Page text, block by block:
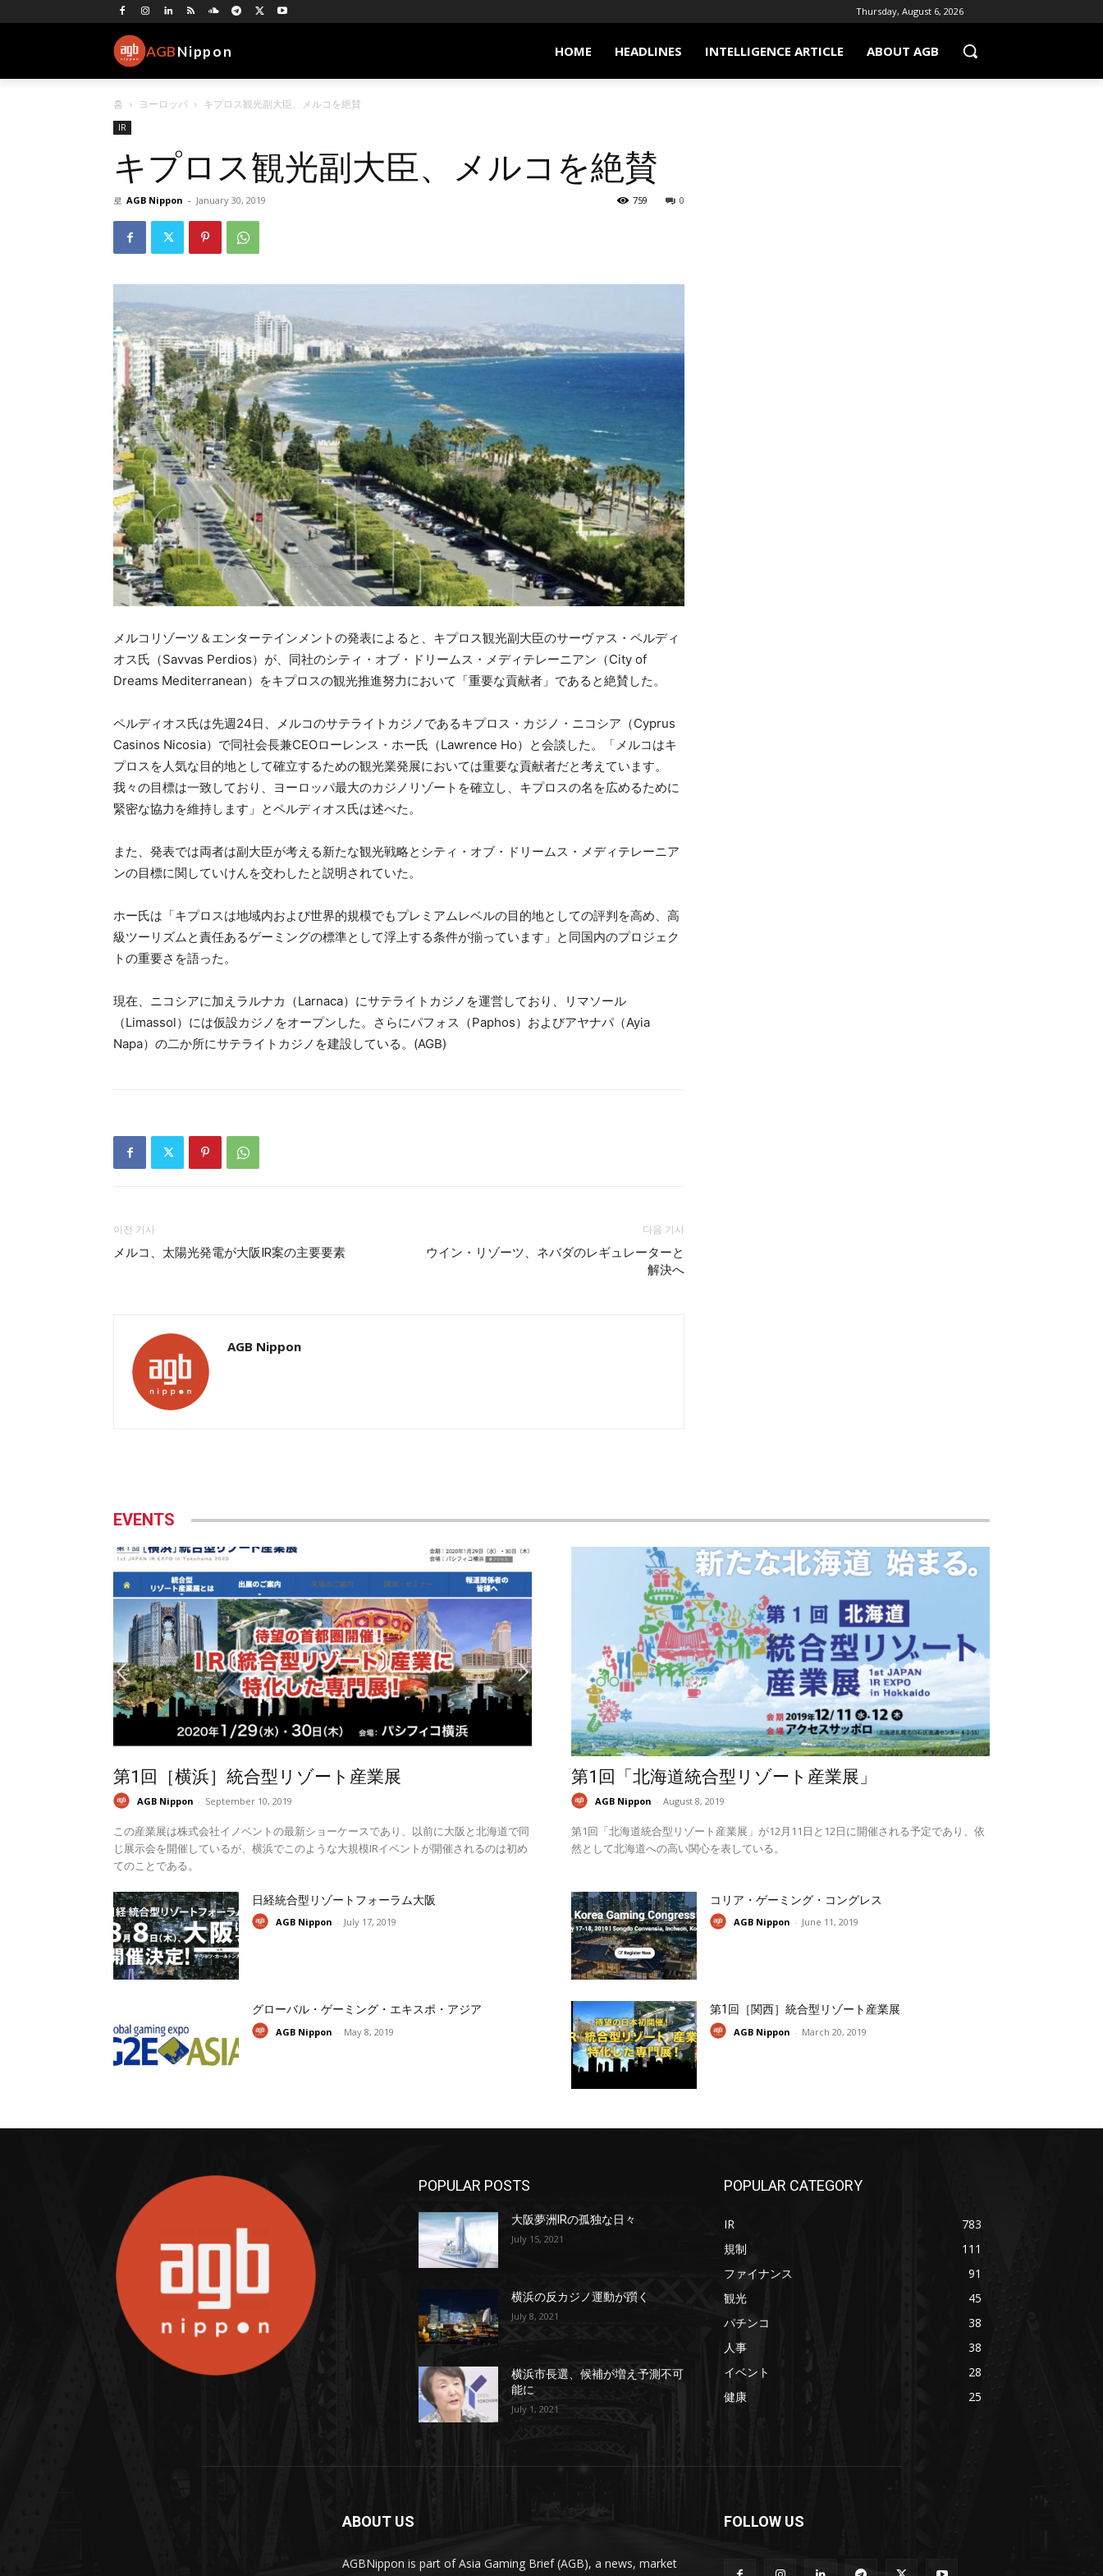
Thursday, August 6, 2026
AGBNippon HOME HEADLINES INTELLIGENCE ARTICLE ABOUT AGB
홈 ヨーロッパ キプロス観光副大臣、メルコを絶賛
IR
キプロス観光副大臣、メルコを絶賛
로 AGB Nippon - January 30, 2019 0
759
メルコリゾーツ＆エンターテインメントの発表によると、キプロス観光副大臣のサーヴァス・ペルディ
オス氏（Savvas Perdios）が、同社のシティ・オブ・ドリームス・メディテレーニアン（City of
Dreams Mediterranean）をキプロスの観光推進努力において「重要な貢献者」であると絶賛した。
ペルディオス氏は先週24日、メルコのサテライトカジノであるキプロス・カジノ・ニコシア（Cyprus
Casinos Nicosia）で同社会長兼CEOローレンス・ホー氏（Lawrence Ho）と会談した。「メルコはキ
プロスを人気な目的地として確立するための観光業発展においては重要な貢献者だと考えています。
我々の目標は一致しており、ヨーロッパ最大のカジノリゾートを確立し、キプロスの名を広めるために
緊密な協力を維持します」とペルディオス氏は述べた。
また、発表では両者は副大臣が考える新たな観光戦略とシティ・オブ・ドリームス・メディテレーニア
ンの目標に関していけんを交わしたと説明されていた。
ホー氏は「キプロスは地域内および世界的規模でもプレミアムレベルの目的地としての評判を高め、高
級ツーリズムと責任あるゲーミングの標準として浮上する条件が揃っています」と同国内のプロジェク
トの重要さを語った。
現在、ニコシアに加えラルナカ（Larnaca）にサテライトカジノを運営しており、リマソール
（Limassol）には仮設カジノをオープンした。さらにパフォス（Paphos）およびアヤナパ（Ayia
Napa）の二か所にサテライトカジノを建設している。(AGB)
이전 기사
メルコ、太陽光発電が大阪IR案の主要要素
다음 기사
ウイン・リゾーツ、ネバダのレギュレーターと
解決へ
AGB Nippon
EVENTS
第1回［横浜］統合型リゾート産業展
AGB Nippon - September 10, 2019
この産業展は株式会社イノベントの最新ショーケースであり、以前に大阪と北海道で同
じ展示会を開催しているが、横浜でこのような大規模IRイベントが開催されるのは初め
てのことである。
第1回「北海道統合型リゾート産業展」
AGB Nippon - August 8, 2019
第1回「北海道統合型リゾート産業展」が12月11日と12日に開催される予定であり、依
然として北海道への高い関心を表している。
日経統合型リゾートフォーラム大阪
AGB Nippon - July 17, 2019
コリア・ゲーミング・コングレス
AGB Nippon - June 11, 2019
グローバル・ゲーミング・エキスポ・アジア
AGB Nippon - May 8, 2019
第1回［関西］統合型リゾート産業展
AGB Nippon - March 20, 2019
POPULAR POSTS
大阪夢洲IRの孤独な日々
July 15, 2021
横浜の反カジノ運動が躓く
July 8, 2021
横浜市長選、候補が増え予測不可
能に
July 1, 2021
POPULAR CATEGORY
IR
783
規制
111
ファイナンス
91
観光
45
パチンコ
38
人事
38
イベント
28
健康
25
ABOUT US
AGBNippon is part of Asia Gaming Brief (AGB), a news, market
FOLLOW US